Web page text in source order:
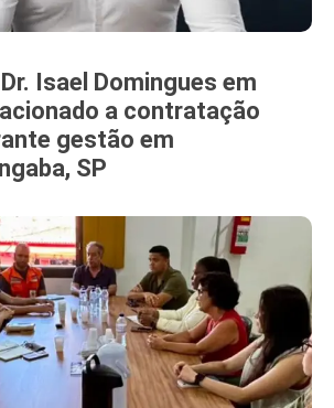
Isael Domingues em
a contratação
gestão em
SP